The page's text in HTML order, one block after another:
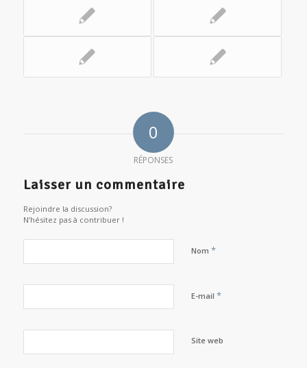
0
RÉPONSES
Laisser un commentaire
Rejoindre la discussion?
N’hésitez pas à contribuer !
Nom *
E-mail *
Site web